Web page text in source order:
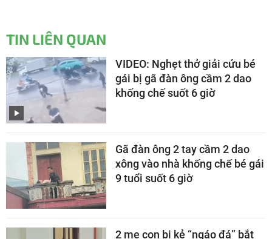
TIN LIÊN QUAN
VIDEO: Nghẹt thở giải cứu bé
gái bị gã đàn ông cầm 2 dao
khống chế suốt 6 giờ
Gã đàn ông 2 tay cầm 2 dao
xông vào nhà khống chế bé gái
9 tuổi suốt 6 giờ
2 mẹ con bị kẻ “ngáo đá” bắt